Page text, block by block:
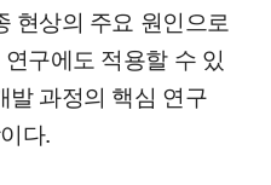
현상의 주요 원인으로
구에도 적용할 수 있
발 과정의 핵심 연구
다.